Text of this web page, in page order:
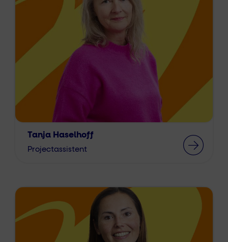
Tanja Haselhoff
Projectassistent